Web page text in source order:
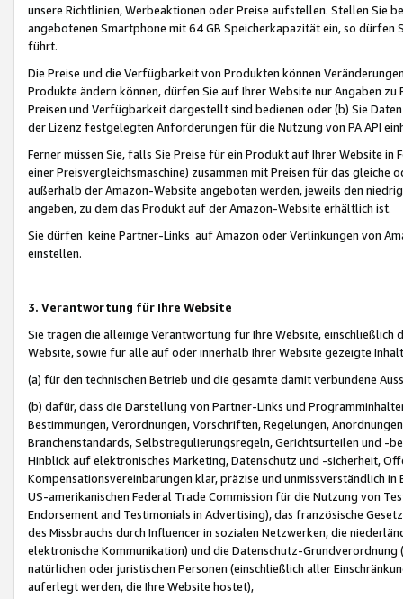
unsere Richtlinien, Werbeaktionen oder Preise aufstellen. Stellen Sie
angebotenen Smartphone mit 64 GB Speicherkapazität ein, so dürfen
führt.
Die Preise und die Verfügbarkeit von Produkten können
Produkte ändern können, dürfen Sie auf Ihrer Website nur Angaben
Preisen und Verfügbarkeit dargestellt sind bedienen oder (b) Sie
der Lizenz festgelegten Anforderungen für die Nutzung von PA API
Ferner müssen Sie, falls Sie Preise für ein Produkt auf Ihrer Website
einer Preisvergleichsmaschine) zusammen mit Preisen für das
außerhalb der Amazon-Website angeboten werden, jeweils den
angeben, zu dem das Produkt auf der Amazon-Website erhältlich ist.
Sie dürfen keine Partner-Links auf Amazon oder Verlinkungen von
einstellen.
3. Verantwortung für Ihre Website
Sie tragen die alleinige Verantwortung für Ihre Website,
Website, sowie für alle auf oder innerhalb Ihrer Website gezeigte
(a) für den technischen Betrieb und die gesamte damit verbundene
(b) dafür, dass die Darstellung von Partner-Links und
Bestimmungen, Verordnungen, Vorschriften, Regelungen,
Branchenstandards, Selbstregulierungsregeln, Gerichtsurteilen und -
Hinblick auf elektronisches Marketing, Datenschutz und -sicherheit,
Kompensationsvereinbarungen klar, präzise und unmissverständlich
US-amerikanischen Federal Trade Commission für die Nutzung von
Endorsement and Testimonials in Advertising), das französische
des Missbrauchs durch Influencer in sozialen Netzwerken, die
elektronische Kommunikation) und die Datenschutz-
natürlichen oder juristischen Personen (einschließlich aller
auferlegt werden, die Ihre Website hostet),